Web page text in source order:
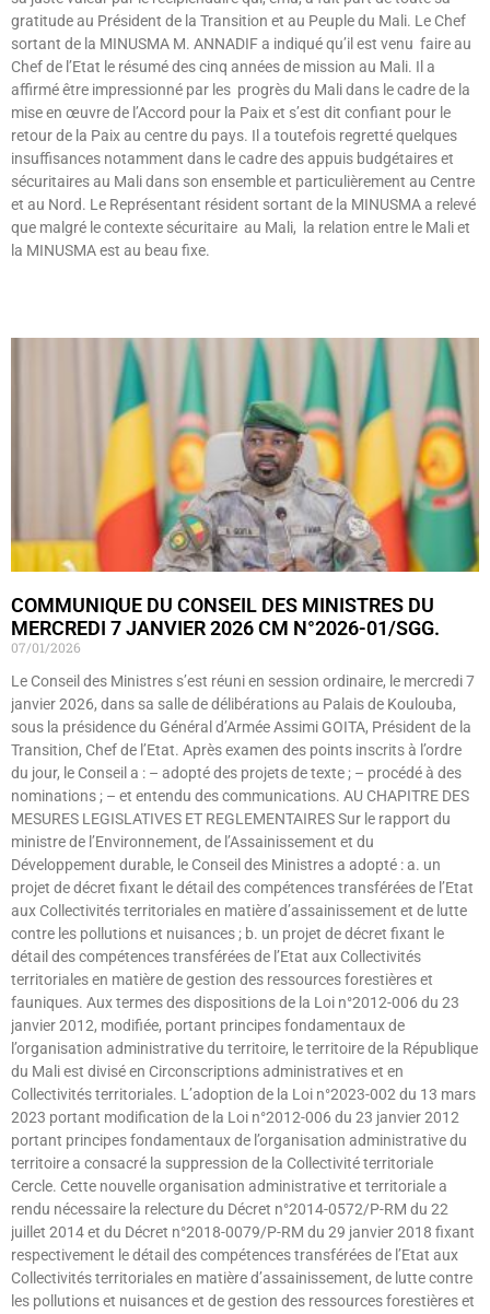
gratitude au Président de la Transition et au Peuple du Mali. Le Chef
sortant de la MINUSMA M. ANNADIF a indiqué qu’il est venu faire au
Chef de l’Etat le résumé des cinq années de mission au Mali. Il a
affirmé être impressionné par les progrès du Mali dans le cadre de la
mise en œuvre de l’Accord pour la Paix et s’est dit confiant pour le
retour de la Paix au centre du pays. Il a toutefois regretté quelques
insuffisances notamment dans le cadre des appuis budgétaires et
sécuritaires au Mali dans son ensemble et particulièrement au Centre
et au Nord. Le Représentant résident sortant de la MINUSMA a relevé
que malgré le contexte sécuritaire au Mali, la relation entre le Mali et
la MINUSMA est au beau fixe.
COMMUNIQUE DU CONSEIL DES MINISTRES DU
MERCREDI 7 JANVIER 2026 CM N°2026-01/SGG.
07/01/2026
Le Conseil des Ministres s’est réuni en session ordinaire, le mercredi 7
janvier 2026, dans sa salle de délibérations au Palais de Koulouba,
sous la présidence du Général d’Armée Assimi GOITA, Président de la
Transition, Chef de l’Etat. Après examen des points inscrits à l’ordre
du jour, le Conseil a : – adopté des projets de texte ; – procédé à des
nominations ; – et entendu des communications. AU CHAPITRE DES
MESURES LEGISLATIVES ET REGLEMENTAIRES Sur le rapport du
ministre de l’Environnement, de l’Assainissement et du
Développement durable, le Conseil des Ministres a adopté : a. un
projet de décret fixant le détail des compétences transférées de l’Etat
aux Collectivités territoriales en matière d’assainissement et de lutte
contre les pollutions et nuisances ; b. un projet de décret fixant le
détail des compétences transférées de l’Etat aux Collectivités
territoriales en matière de gestion des ressources forestières et
fauniques. Aux termes des dispositions de la Loi n°2012-006 du 23
janvier 2012, modifiée, portant principes fondamentaux de
l’organisation administrative du territoire, le territoire de la République
du Mali est divisé en Circonscriptions administratives et en
Collectivités territoriales. L’adoption de la Loi n°2023-002 du 13 mars
2023 portant modification de la Loi n°2012-006 du 23 janvier 2012
portant principes fondamentaux de l’organisation administrative du
territoire a consacré la suppression de la Collectivité territoriale
Cercle. Cette nouvelle organisation administrative et territoriale a
rendu nécessaire la relecture du Décret n°2014-0572/P-RM du 22
juillet 2014 et du Décret n°2018-0079/P-RM du 29 janvier 2018 fixant
respectivement le détail des compétences transférées de l’Etat aux
Collectivités territoriales en matière d’assainissement, de lutte contre
les pollutions et nuisances et de gestion des ressources forestières et